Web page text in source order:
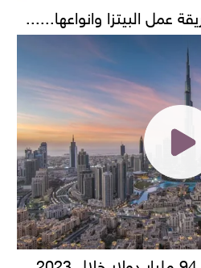
عمل البيتزا وانواعها......